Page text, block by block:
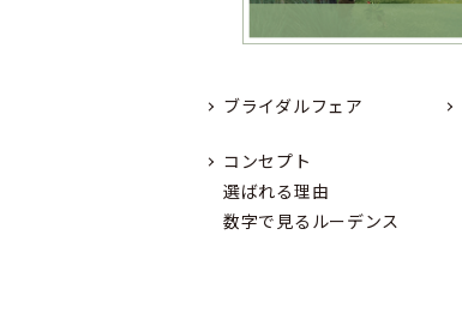
ブライダルフェア
コンセプト
選ばれる理由
数字で見るルーデンス